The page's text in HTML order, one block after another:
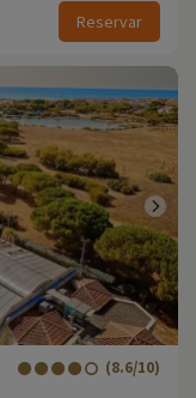
Reservar
(8.6/10)